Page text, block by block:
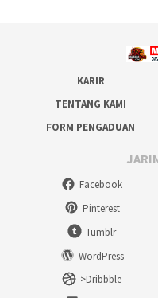
KARIR
TENTANG KAMI
FORM PENGADUAN
Facebook
Pinterest
Tumblr
WordPress
>Dribbble